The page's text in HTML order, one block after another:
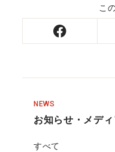
こ
NEWS
お知らせ・メデ
すべて